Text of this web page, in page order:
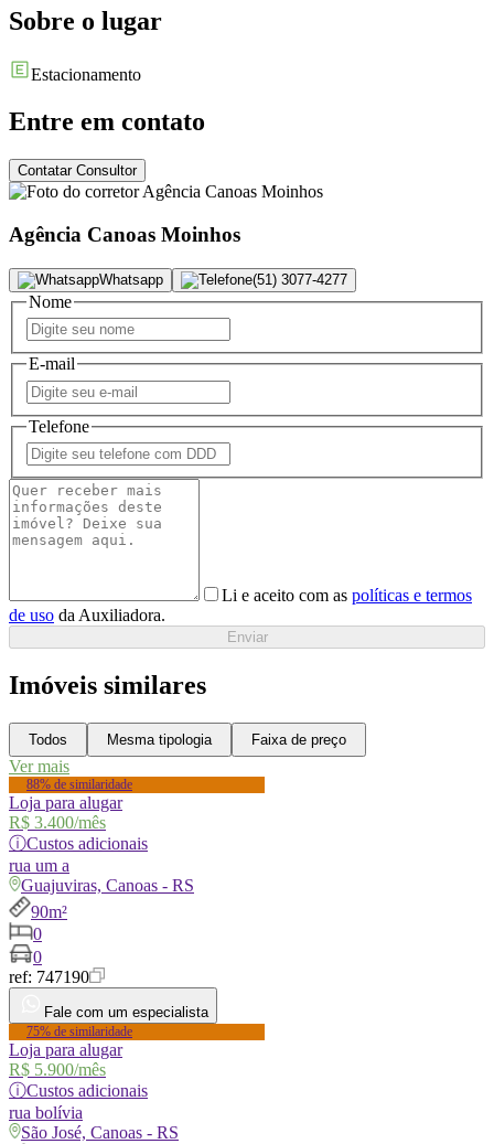
Sobre o lugar
Estacionamento
Entre em contato
Contatar Consultor
Agência Canoas Moinhos
Whatsapp (51) 3077-4277
Nome
E-mail
Telefone
Li e aceito com as políticas e termos
de uso da Auxiliadora.
Enviar
Imóveis similares
Todos Mesma tipologia Faixa de preço
Ver mais
88% de similaridade
Loja para alugar
R$ 3.400/mês
ⓘCustos adicionais
rua um a
Guajuviras, Canoas - RS
90m²
0
0
ref: 747190
Fale com um especialista
75% de similaridade
Loja para alugar
R$ 5.900/mês
ⓘCustos adicionais
rua bolívia
São José, Canoas - RS